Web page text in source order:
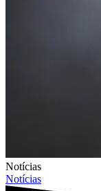
Notícias
Notícias